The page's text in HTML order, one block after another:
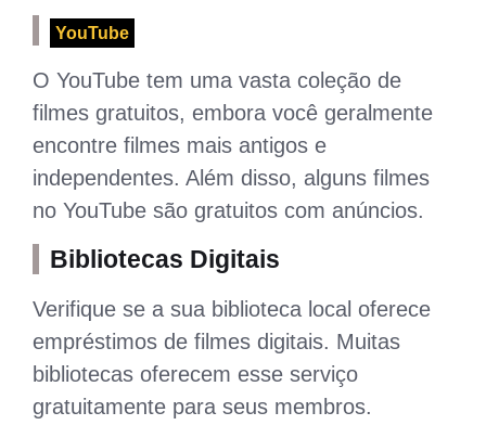
YouTube
O YouTube tem uma vasta coleção de
filmes gratuitos, embora você geralmente
encontre filmes mais antigos e
independentes. Além disso, alguns filmes
no YouTube são gratuitos com anúncios.
Bibliotecas Digitais
Verifique se a sua biblioteca local oferece
empréstimos de filmes digitais. Muitas
bibliotecas oferecem esse serviço
gratuitamente para seus membros.